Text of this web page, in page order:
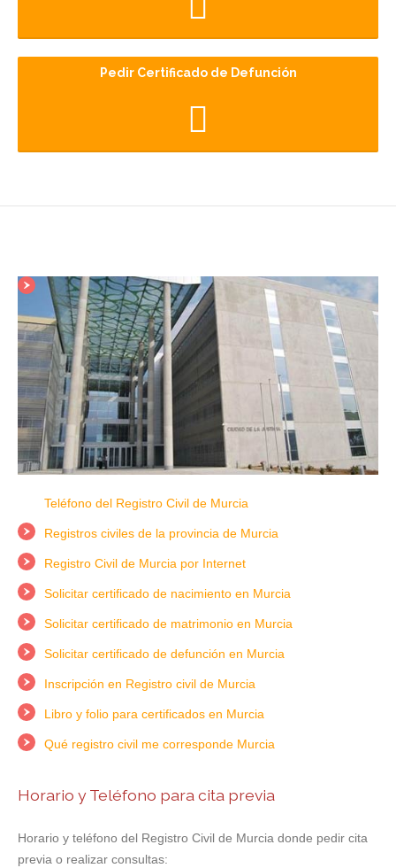
Pedir Certificado de Defunción
Teléfono del Registro Civil de Murcia
Registros civiles de la provincia de Murcia
Registro Civil de Murcia por Internet
Solicitar certificado de nacimiento en Murcia
Solicitar certificado de matrimonio en Murcia
Solicitar certificado de defunción en Murcia
Inscripción en Registro civil de Murcia
Libro y folio para certificados en Murcia
Qué registro civil me corresponde Murcia
Horario y Teléfono para cita previa
Horario y teléfono del Registro Civil de Murcia donde pedir cita
previa o realizar consultas: